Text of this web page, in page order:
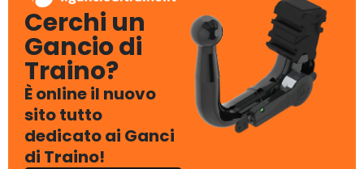
Cerchi un
Gancio di
Traino?
È online il nuovo
sito tutto
dedicato ai Ganci
di Traino!